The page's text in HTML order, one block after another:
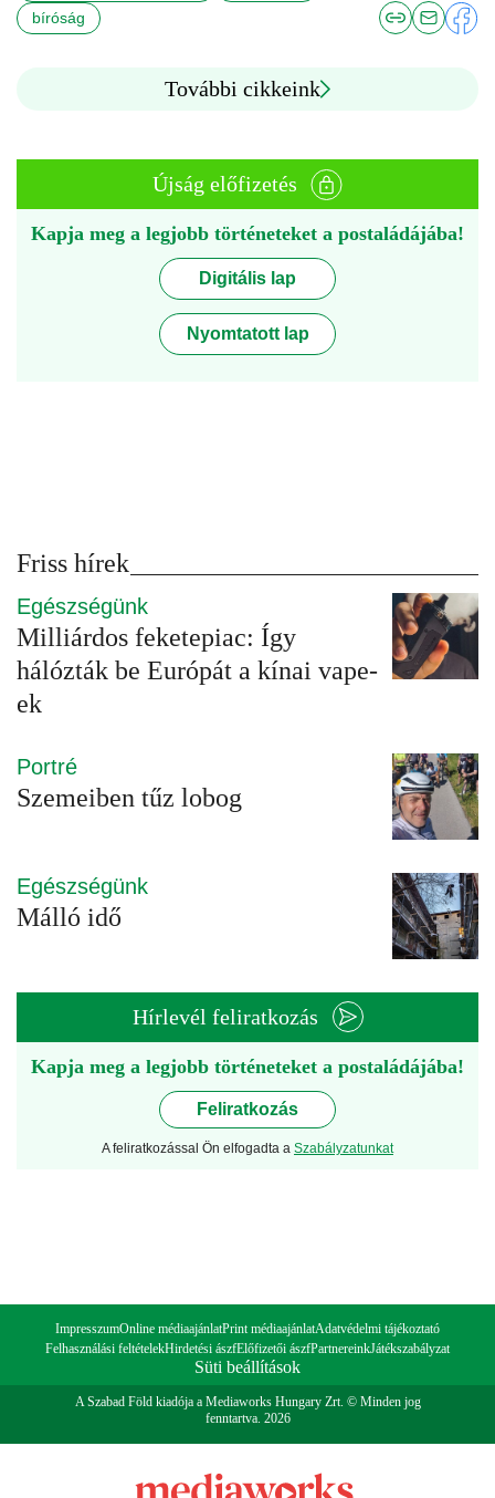
bíróság
További cikkeink
Újság előfizetés
Kapja meg a legjobb történeteket a postaládájába!
Digitális lap
Nyomtatott lap
Friss hírek
Egészségünk
Milliárdos feketepiac: Így
hálózták be Európát a kínai vape-
ek
Portré
Szemeiben tűz lobog
Egészségünk
Málló idő
Hírlevél feliratkozás
Kapja meg a legjobb történeteket a postaládájába!
Feliratkozás
A feliratkozással Ön elfogadta a Szabályzatunkat
ImpresszumOnline médiaajánlatPrint médiaajánlatAdatvédelmi tájékoztató
Felhasználási feltételekHirdetési ászfElőfizetői ászfPartnereinkJátékszabályzat
Süti beállítások
A Szabad Föld kiadója a Mediaworks Hungary Zrt. © Minden jog
fenntartva. 2026